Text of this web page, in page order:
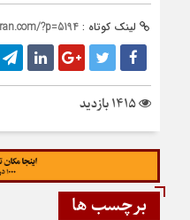
لینک کوتاه : ?p=5194
برچسب ها